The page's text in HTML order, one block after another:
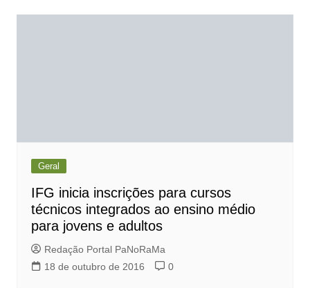
Geral
IFG inicia inscrições para cursos
técnicos integrados ao ensino médio
para jovens e adultos
Redação Portal PaNoRaMa
18 de outubro de 2016
0